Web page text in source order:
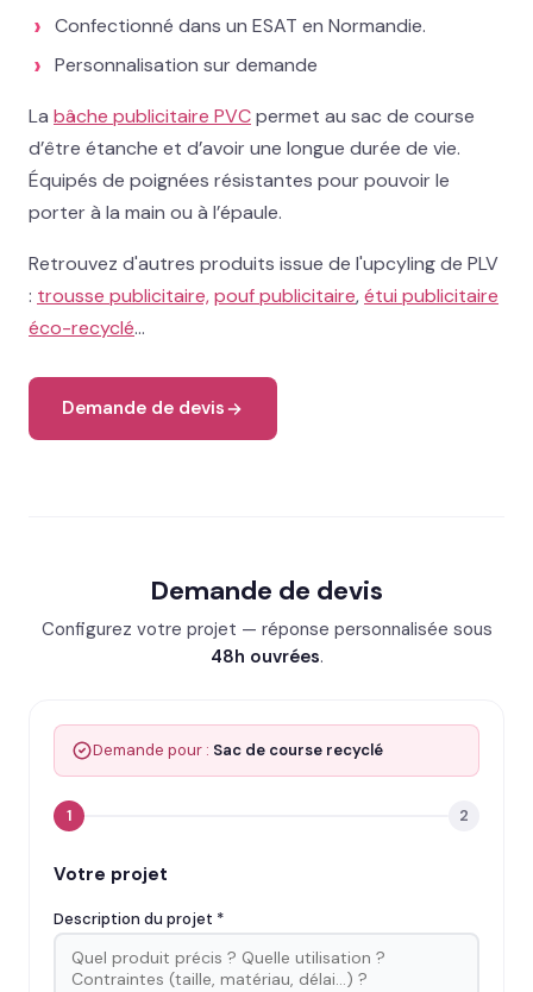
Confectionné dans un ESAT en Normandie.
Personnalisation sur demande
La bâche publicitaire PVCpermet au sac de course
d’être étanche et d’avoir une longue durée de vie.
Équipés de poignées résistantes pour pouvoir le
porter à la main ou à l’épaule.
Retrouvez d'autres produits issue de l'upcyling de PLV
: trousse publicitaire,pouf publicitaire,étui publicitaire
éco-recyclé…
Demande de devis
Demande de devis
Configurez votre projet — réponse personnalisée sous
48h ouvrées.
Demande pour : Sac de course recyclé
1 2
Votre projet
Description du projet *